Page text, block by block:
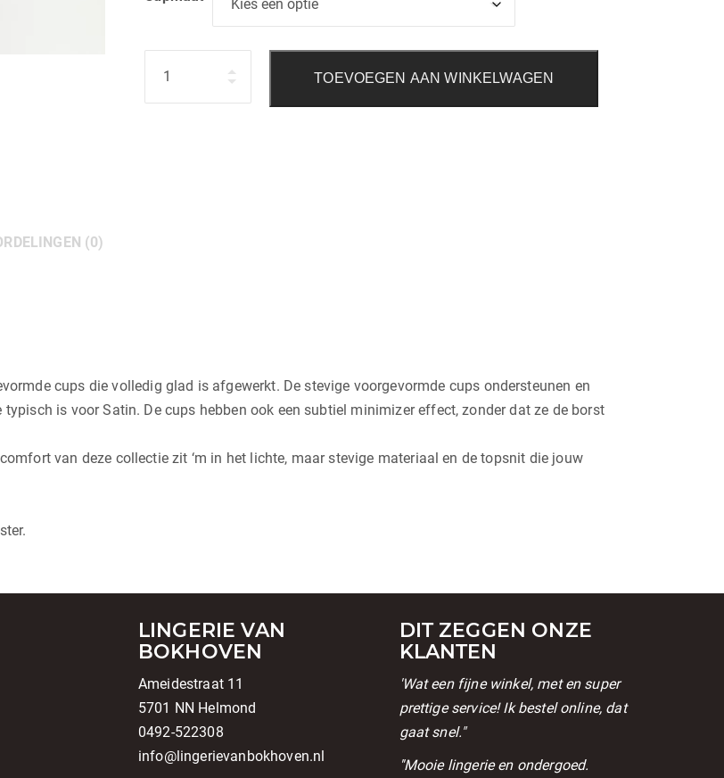
TOEVOEGEN AAN WINKELWAGEN
(0)
cups die volledig glad is afgewerkt. De stevige voorgevormde cups ondersteunen en
typisch is voor Satin. De cups hebben ook een subtiel minimizer effect, zonder dat ze de borst
van deze collectie zit ‘m in het lichte, maar stevige materiaal en de topsnit die jouw
LINGERIE VAN
BOKHOVEN
Ameidestraat 11
5701 NN Helmond
0492-522308
info@lingerievanbokhoven.nl
DIT ZEGGEN ONZE
KLANTEN
'Wat een fijne winkel, met en super
prettige service! Ik bestel online, dat
gaat snel."
''Mooie lingerie en ondergoed.